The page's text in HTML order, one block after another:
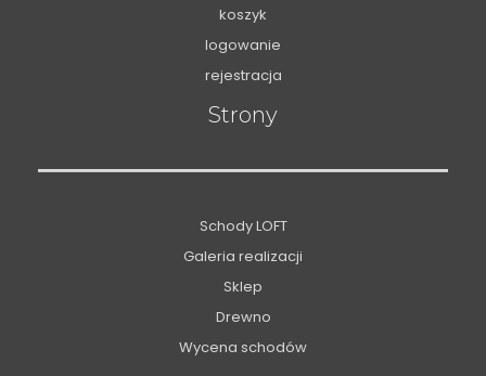
koszyk
logowanie
rejestracja
Strony
Schody LOFT
Galeria realizacji
Sklep
Drewno
Wycena schodów